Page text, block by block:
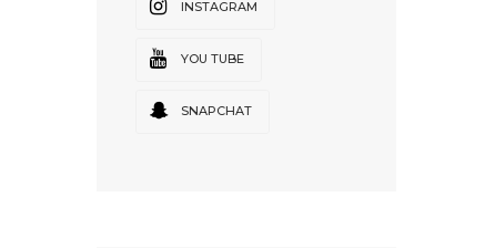
INSTAGRAM
YOU TUBE
SNAPCHAT